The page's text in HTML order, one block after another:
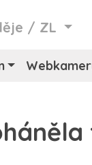
/ ZL